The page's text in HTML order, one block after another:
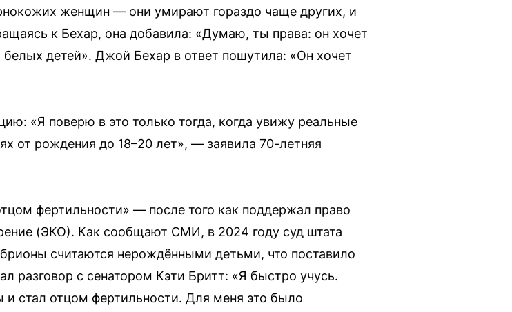
женщин — они умирают гораздо чаще других, и
к Бехар, она добавила: «Думаю, ты права: он хочет
детей». Джой Бехар в ответ пошутила: «Он хочет
«Я поверю в это только тогда, когда увижу реальные
от рождения до 18–20 лет», — заявила 70-летняя
фертильности» — после того как поддержал право
(ЭКО). Как сообщают СМИ, в 2024 году суд штата
считаются нерождёнными детьми, что поставило
разговор с сенатором Кэти Бритт: «Я быстро учусь.
и стал отцом фертильности. Для меня это было